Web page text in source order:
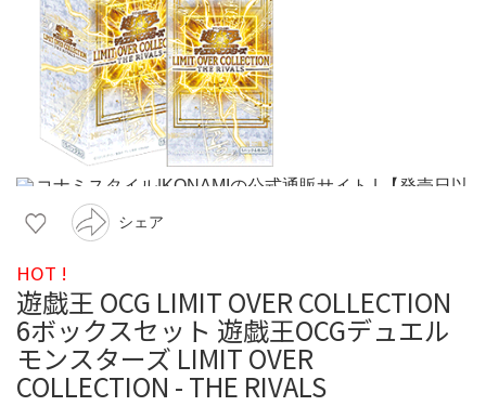
シェア
HOT !
遊戯王 OCG LIMIT OVER COLLECTION
6ボックスセット 遊戯王OCGデュエル
モンスターズ LIMIT OVER
COLLECTION - THE RIVALS